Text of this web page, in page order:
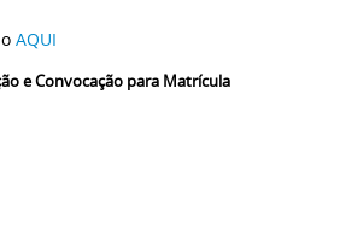
AQUI
e Convocação para Matrícula